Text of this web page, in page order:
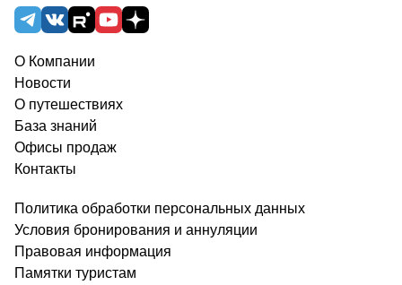
О Компании
Новости
О путешествиях
База знаний
Офисы продаж
Контакты
Политика обработки персональных данных
Условия бронирования и аннуляции
Правовая информация
Памятки туристам